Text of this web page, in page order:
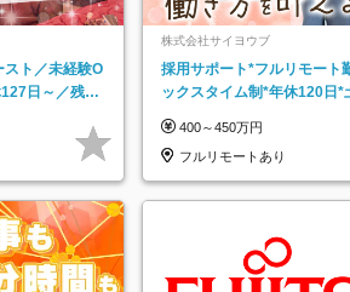
スト／未経験O
日～／残業
株式会社サイヨウブ
採用サポート*フルリモート
ックスタイム制*年休120日*
400～450万円
フルリモートあり